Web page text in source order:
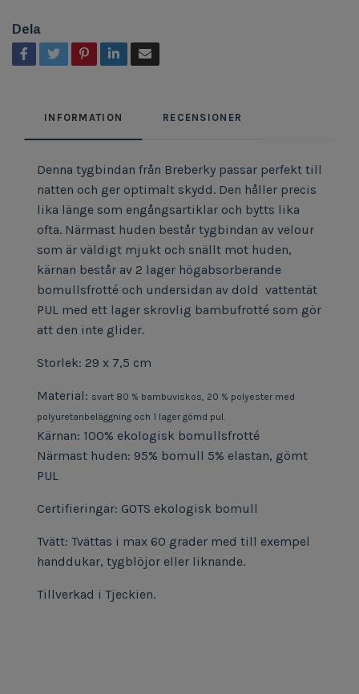
Dela
INFORMATION RECENSIONER
Denna tygbindan från Breberky passar perfekt till
natten och ger optimalt skydd. Den håller precis
lika länge som engångsartiklar och bytts lika
ofta. Närmast huden består tygbindan av velour
som är väldigt mjukt och snällt mot huden,
kärnan består av 2 lager högabsorberande
bomullsfrotté och undersidan av dold vattentät
PUL med ett lager skrovlig bambufrotté som gör
att den inte glider.
Storlek: 29 x 7,5 cm
Material: svart 80 % bambuviskos, 20 % polyester med
polyuretanbeläggning och 1 lager gömd pul.
Kärnan: 100% ekologisk bomullsfrotté
Närmast huden: 95% bomull 5% elastan, gömt
PUL
Certifieringar: GOTS ekologisk bomull
Tvätt: Tvättas i max 60 grader med till exempel
handdukar, tygblöjor eller liknande.
Tillverkad i Tjeckien.